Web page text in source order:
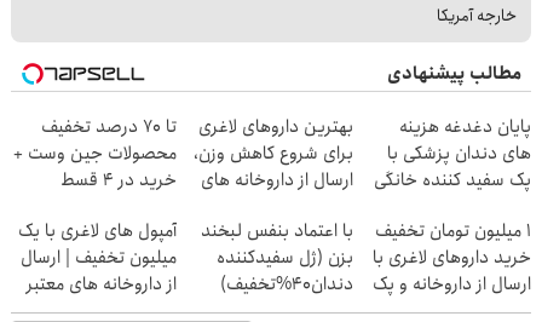
خارجه آمریکا
مطالب پیشنهادی
پایان دغدغه هزینه
های دندان پزشکی با
پک سفید کننده خانگی
بهترین داروهای لاغری
برای شروع کاهش وزن،
ارسال از داروخانه های
تا 70 درصد تخفیف
محصولات جین وست +
خرید در 4 قسط
1 میلیون تومان تخفیف
خرید داروهای لاغری با
ارسال از داروخانه و پک
یخ!
با اعتماد بنفس لبخند
بزن (ژل سفیدکننده
دندان40%تخفیف)
آمپول های لاغری با یک
میلیون تخفیف | ارسال
از داروخانه های معتبر